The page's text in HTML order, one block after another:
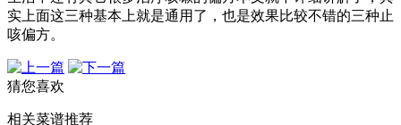
实上面这三种基本上就是通用了，也是效果比较不错的三种止
咳偏方。
猜您喜欢
相关菜谱推荐